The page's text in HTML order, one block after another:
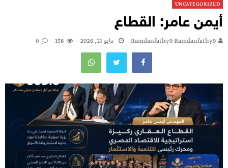
UNCATEGORIZED
أيمن عامر: القطاع
Ramdanfathy9 Ramdanfathy9 مايو 13, 2026 158
0